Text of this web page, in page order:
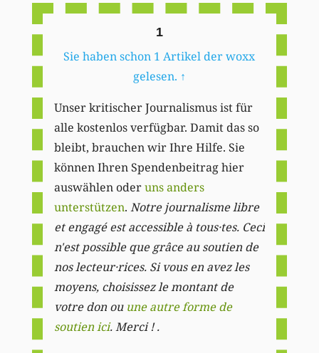
1
Sie haben schon 1 Artikel der woxx
gelesen. ↑
Unser kritischer Journalismus ist für
alle kostenlos verfügbar. Damit das so
bleibt, brauchen wir Ihre Hilfe. Sie
können Ihren Spendenbeitrag hier
auswählen oderuns anders
unterstützen. Notre journalisme libre
et engagé est accessible à tous·tes. Ceci
n'est possible que grâce au soutien de
nos lecteur·rices. Si vous en avez les
moyens, choisissez le montant de
votre don ou une autre forme de
soutien ici. Merci ! .